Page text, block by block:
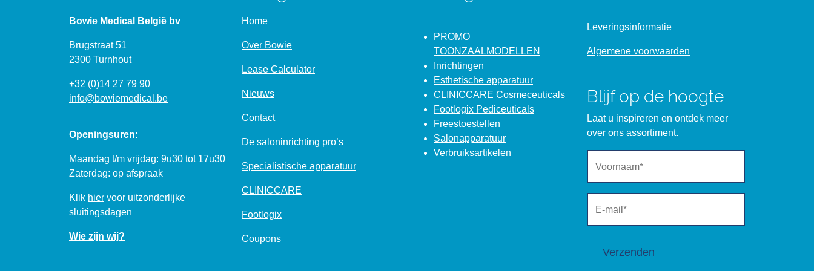
Bowie Medical België bv
Brugstraat 51
2300 Turnhout
+32 (0)14 27 79 90
info@bowiemedical.be
Openingsuren:
Maandag t/m vrijdag: 9u30 tot 17u30
Zaterdag: op afspraak
Klik hier voor uitzonderlijke
sluitingsdagen
Wie zijn wij?
Home
Over Bowie
Lease Calculator
Nieuws
Contact
De saloninrichting pro’s
Specialistische apparatuur
CLINICCARE
Footlogix
Coupons
PROMO
TOONZAALMODELLEN
Inrichtingen
Esthetische apparatuur
CLINICCARE Cosmeceuticals
Footlogix Pediceuticals
Freestoestellen
Salonapparatuur
Verbruiksartikelen
Leveringsinformatie
Algemene voorwaarden
Blijf op de hoogte
Laat u inspireren en ontdek meer
over ons assortiment.
Verzenden